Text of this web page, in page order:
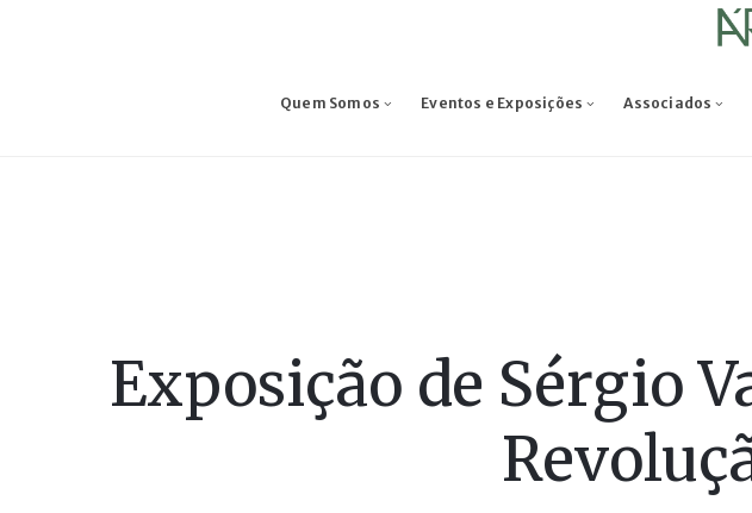
Quem Somos Eventos e Exposições Associados
Exposição de Sérgio